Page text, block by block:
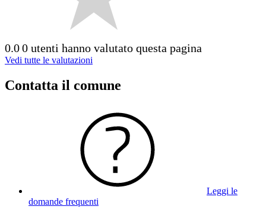
0.00 utenti hanno valutato questa pagina
Vedi tutte le valutazioni
Contatta il comune
Leggi le
domande frequenti